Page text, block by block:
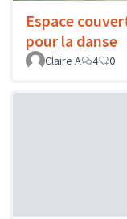
Espace
pour la danse
Claire A
4 0